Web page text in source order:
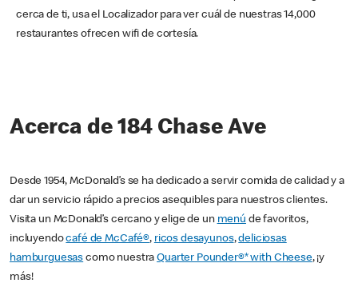
cerca de ti, usa el Localizador para ver cuál de nuestras 14,000
restaurantes ofrecen wifi de cortesía.
Acerca de 184 Chase Ave
Desde 1954, McDonald’s se ha dedicado a servir comida de calidad y a
dar un servicio rápido a precios asequibles para nuestros clientes.
Visita un McDonald’s cercano y elige de un menú de favoritos,
incluyendocafé de McCafé®, ricos desayunos,deliciosas
hamburguesas como nuestraQuarter Pounder®* with Cheese, ¡y
más!